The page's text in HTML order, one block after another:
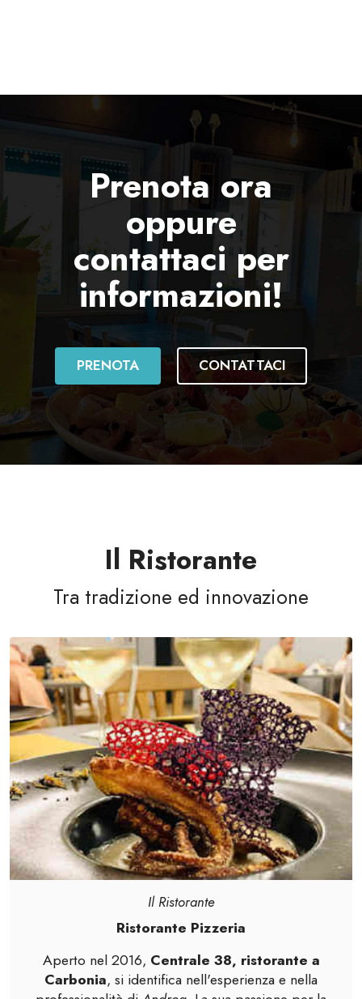
Prenota ora
oppure
contattaci per
informazioni!
PRENOTA CONTATTACI
Il Ristorante
Tra tradizione ed innovazione
Il Ristorante
Ristorante Pizzeria
Aperto nel 2016, Centrale 38, ristorante a
Carbonia, si identifica nell'esperienza e nella